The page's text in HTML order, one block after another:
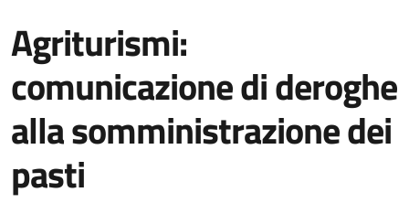
Agriturismi:
comunicazione di deroghe
alla somministrazione dei
pasti